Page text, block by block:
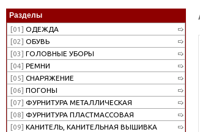
Разделы
[01] ОДЕЖДА
[02] ОБУВЬ
[03] ГОЛОВНЫЕ УБОРЫ
[04] РЕМНИ
[05] СНАРЯЖЕНИЕ
[06] ПОГОНЫ
[07] ФУРНИТУРА МЕТАЛЛИЧЕСКАЯ
[08] ФУРНИТУРА ПЛАСТМАССОВАЯ
[09] КАНИТЕЛЬ, КАНИТЕЛЬНАЯ ВЫШИВКА